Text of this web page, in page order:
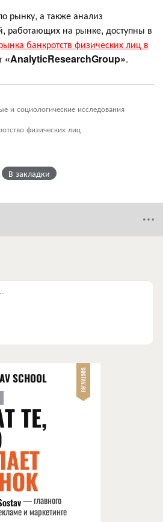
рынку, а также анализ
работающих на рынке, доступны в
банкротств физических лиц в
«AnalyticResearchGroup».
и социологические исследования
физических лиц
В закладки